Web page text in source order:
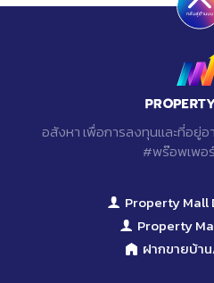
อสังหา เพื่อการลงทุนเเละที่อยู่อ
#พร๊อพเพอ
Property Mall
Property
ฝากขายบ้า